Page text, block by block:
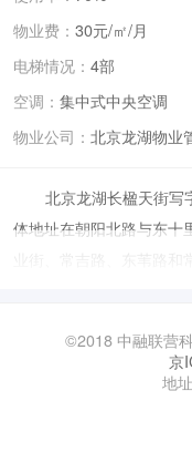
物业费： 30元/㎡/月
电梯情况： 4部
空调： 集中式中央空调
物业公司： 北京龙湖物业
北京龙湖长楹天街写
体地址在朝阳北路与东十
业街、常吉路、东苇路
写字楼由龙湖集团
为北京龙湖物业管理有
©2018 中融联营
京
地